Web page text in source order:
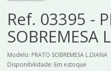
Ref. 03395 -
SOBREMESA
Modelo: PRATO SOBREMESA L.DIANA
Disponibilidade: Em estoque